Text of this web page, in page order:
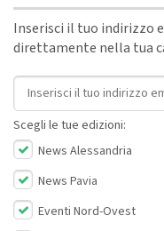
Inserisci il tuo indirizzo
direttamente nella tua
Indirizzo email
Scegli le tue edizioni:
News Alessandria
News Pavia
Eventi Nord-Ovest